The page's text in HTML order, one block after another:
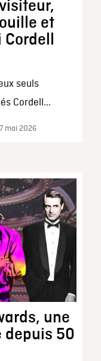
et
seuls
Cordell...
mai 2026
une
depuis 50